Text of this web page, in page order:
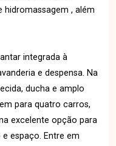
, além
integrada à
e despensa. Na
ducha e amplo
para quatro carros,
excelente opção para
espaço. Entre em